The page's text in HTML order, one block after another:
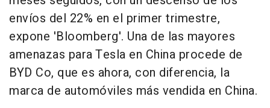
envíos del 22% en el primer trimestre,
expone 'Bloomberg'. Una de las mayores
amenazas para Tesla en China procede de
BYD Co, que es ahora, con diferencia, la
marca de automóviles más vendida en China.